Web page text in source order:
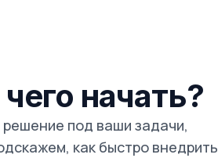
начать?
под ваши задачи,
как быстро внедрить